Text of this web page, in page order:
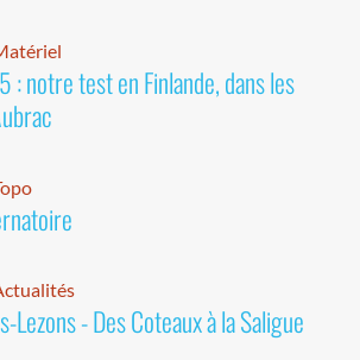
: notre test en Finlande, dans les
Lezons - Des Coteaux à la Saligue